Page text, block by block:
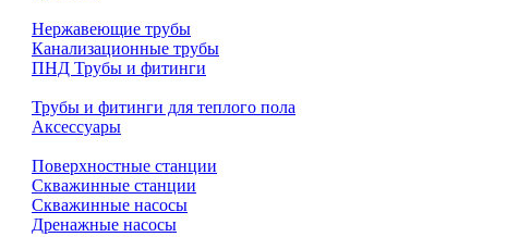
Нержавеющие трубы
Канализационные трубы
ПНД Трубы и фитинги
Трубы и фитинги для теплого пола
Аксессуары
Поверхностные станции
Скважинные станции
Скважинные насосы
Дренажные насосы